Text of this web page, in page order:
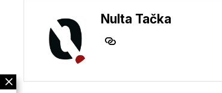
Nulta Tačka